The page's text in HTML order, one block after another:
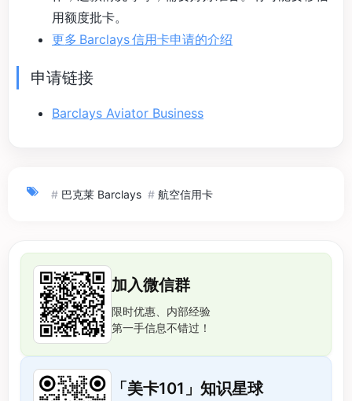
用额度批卡。
更多 Barclays 信用卡申请的介绍
申请链接
Barclays Aviator Business
# 巴克莱 Barclays # 航空信用卡
加入微信群
限时优惠、内部经验
第一手信息不错过！
「美卡101」知识星球